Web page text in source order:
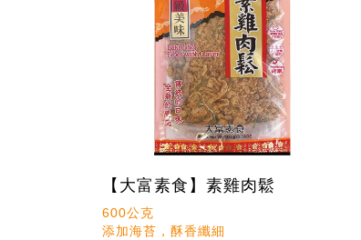
【大富素食】素雞肉鬆
600公克
添加海苔，酥香纖細